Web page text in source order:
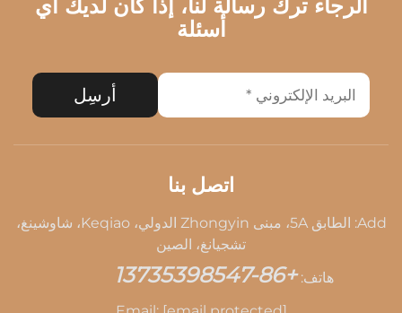
الرجاء ترك رسالة لنا، إذا كان لديك أي
أسئلة
أرسِل
اتصل بنا
Add: الطابق 5A، مبنى Zhongyin الدولي، Keqiao، شاوشينغ،
تشجيانغ، الصين
هاتف: +86-13735398547